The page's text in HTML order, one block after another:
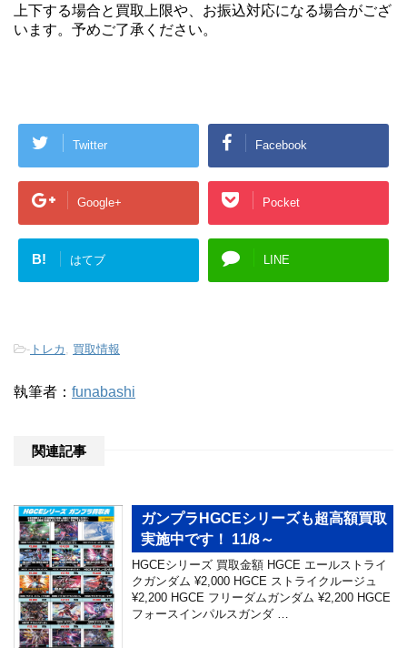
上下する場合と買取上限や、お振込対応になる場合がござ
います。予めご了承ください。
Twitter Facebook
Google+ Pocket
B! はてブ LINE
- トレカ 買取情報
執筆者： funabashi
関連記事
ガンプラHGCEシリーズも超高額買取
実施中です！ 11/8～
HGCEシリーズ 買取金額 HGCE エールストライ
クガンダム ¥2,000 HGCE ストライクルージュ
¥2,200 HGCE フリーダムガンダム ¥2,200 HGCE
フォースインパルスガンダ …